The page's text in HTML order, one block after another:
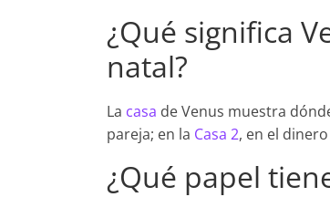
¿Qué significa
natal?
La casa de Venus muestra
pareja; en la Casa 2, en el
¿Qué papel